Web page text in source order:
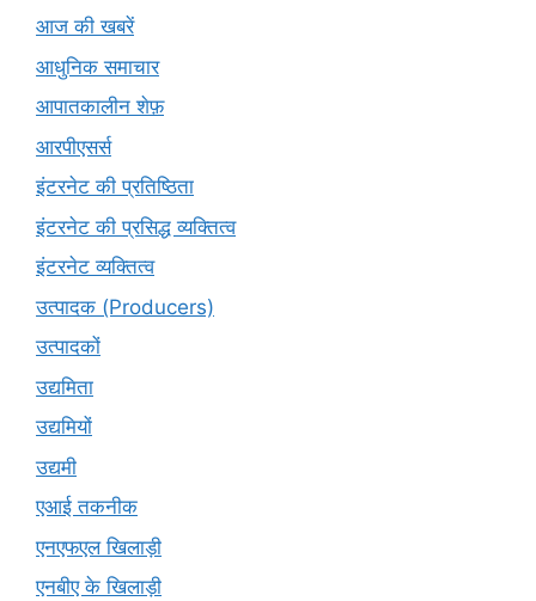
आज की खबरें
आधुनिक समाचार
आपातकालीन शेफ़
आरपीएसर्स
इंटरनेट की प्रतिष्ठिता
इंटरनेट की प्रसिद्ध व्यक्तित्व
इंटरनेट व्यक्तित्व
उत्पादक (Producers)
उत्पादकों
उद्यमिता
उद्यमियों
उद्यमी
एआई तकनीक
एनएफएल खिलाड़ी
एनबीए के खिलाड़ी